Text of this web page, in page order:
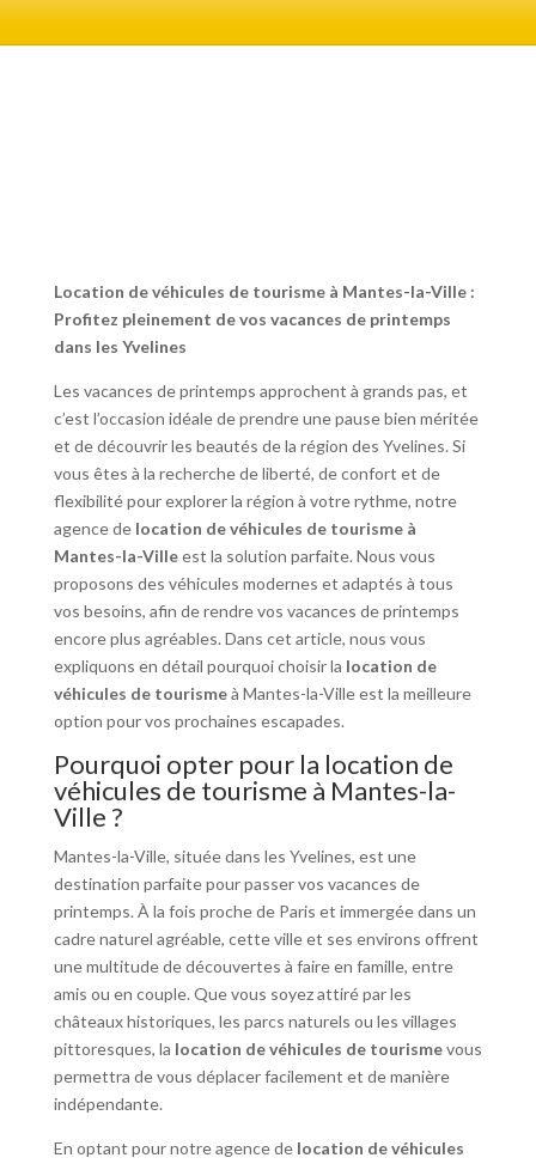
Location de véhicules de tourisme à Mantes-la-Ville :
Profitez pleinement de vos vacances de printemps
dans les Yvelines
Les vacances de printemps approchent à grands pas, et
c’est l’occasion idéale de prendre une pause bien méritée
et de découvrir les beautés de la région des Yvelines. Si
vous êtes à la recherche de liberté, de confort et de
flexibilité pour explorer la région à votre rythme, notre
agence de location de véhicules de tourisme à
Mantes-la-Villeest la solution parfaite. Nous vous
proposons des véhicules modernes et adaptés à tous
vos besoins, afin de rendre vos vacances de printemps
encore plus agréables. Dans cet article, nous vous
expliquons en détail pourquoi choisir la location de
véhicules de tourismeà Mantes-la-Ville est la meilleure
option pour vos prochaines escapades.
Pourquoi opter pour la location de
véhicules de tourisme à Mantes-la-
Ville ?
Mantes-la-Ville, située dans les Yvelines, est une
destination parfaite pour passer vos vacances de
printemps. À la fois proche de Paris et immergée dans un
cadre naturel agréable, cette ville et ses environs offrent
une multitude de découvertes à faire en famille, entre
amis ou en couple. Que vous soyez attiré par les
châteaux historiques, les parcs naturels ou les villages
pittoresques, la location de véhicules de tourismevous
permettra de vous déplacer facilement et de manière
indépendante.
En optant pour notre agence de location de véhicules